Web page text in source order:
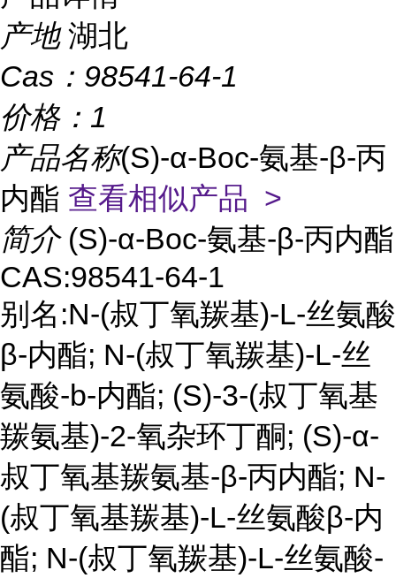
产地 湖北
Cas： 98541-64-1
价格： 1
产品名称(S)-α-Boc-氨基-β-丙
内酯 查看相似产品 >
简介 (S)-α-Boc-氨基-β-丙内酯
CAS:98541-64-1
别名:N-(叔丁氧羰基)-L-丝氨酸
β-内酯; N-(叔丁氧羰基)-L-丝
氨酸-b-内酯; (S)-3-(叔丁氧基
羰氨基)-2-氧杂环丁酮; (S)-α-
叔丁氧基羰氨基-β-丙内酯; N-
(叔丁氧基羰基)-L-丝氨酸β-内
酯; N-(叔丁氧羰基)-L-丝氨酸-